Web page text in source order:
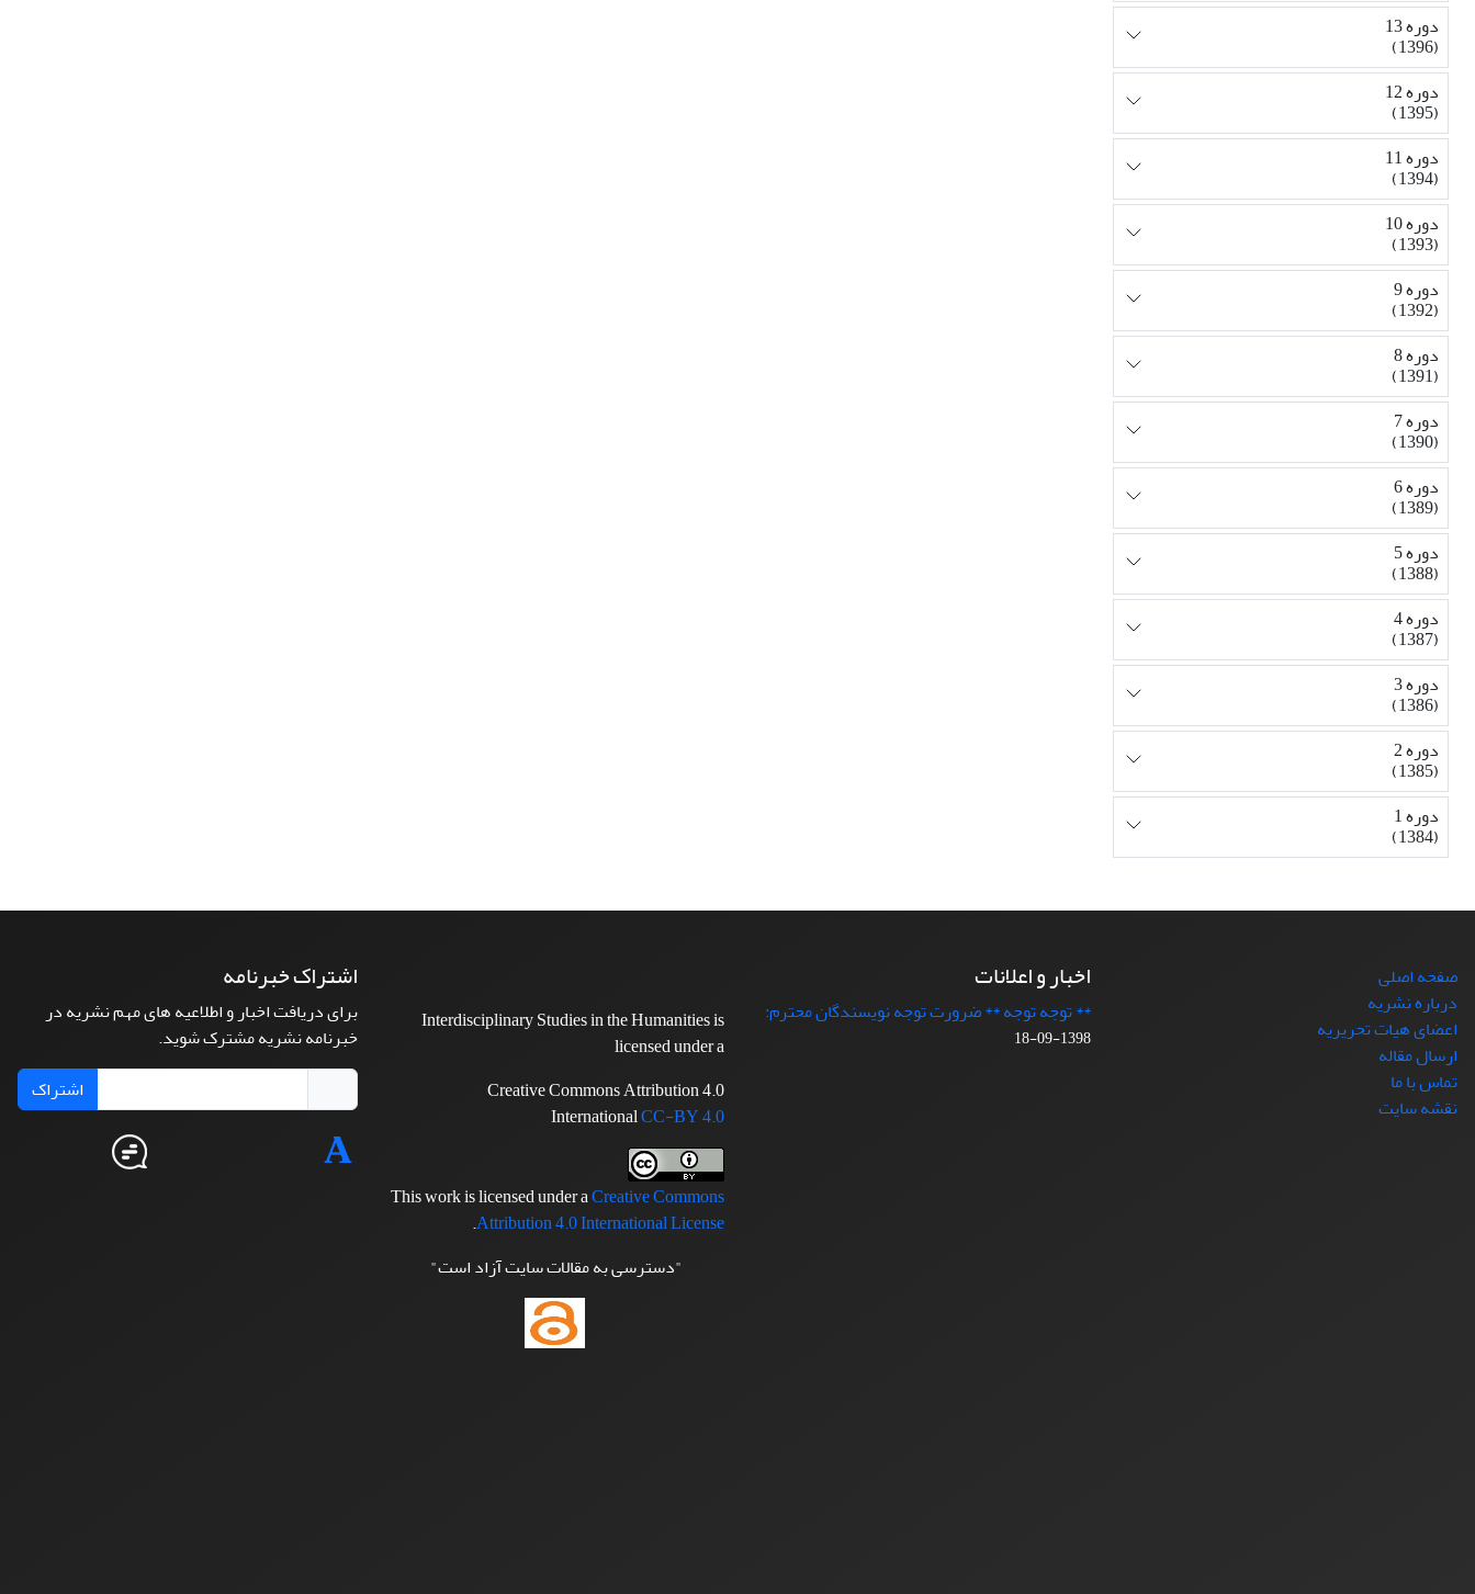
دوره 13
(1396)
دوره 12
(1395)
دوره 11
(1394)
دوره 10
(1393)
دوره 9
(1392)
دوره 8
(1391)
دوره 7
(1390)
دوره 6
(1389)
دوره 5
(1388)
دوره 4
(1387)
دوره 3
(1386)
دوره 2
(1385)
دوره 1
(1384)
صفحه اصلی
درباره نشریه
اعضای هیات تحریریه
ارسال مقاله
تماس با ما
نقشه سایت
اخبار و اعلانات
** توجه توجه ** ضرورت توجه نویسندگان محترم:
1398-09-18
Interdisciplinary Studies in the Humanities is
licensed under a
Creative Commons Attribution 4.0
InternationalCC-BY 4.0
This work is licensed under aCreative Commons
Attribution 4.0 International License
.
"دسترسی به مقالات سایت آزاد است"
اشتراک خبرنامه
برای دریافت اخبار و اطلاعیه های مهم نشریه در
خبرنامه نشریه مشترک شوید.
اشتراک